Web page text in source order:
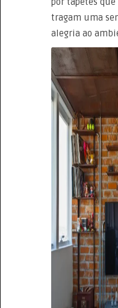
tragam uma
alegria ao